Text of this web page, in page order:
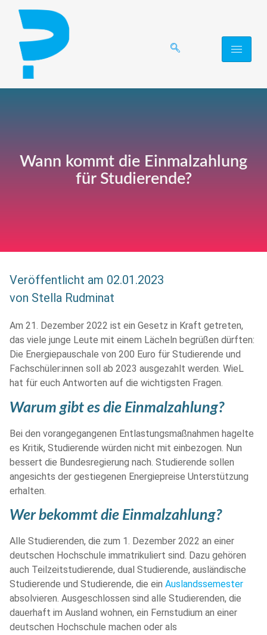
Wann kommt die Einmalzahlung
für Studierende?
Veröffentlicht am 02.01.2023
von Stella Rudminat
Am 21. Dezember 2022 ist ein Gesetz in Kraft getreten,
das viele junge Leute mit einem Lächeln begrüßen dürften:
Die Energiepauschale von 200 Euro für Studierende und
Fachschüler:innen soll ab 2023 ausgezahlt werden. WieL
hat für euch Antworten auf die wichtigsten Fragen.
Warum gibt es die Einmalzahlung?
Bei den vorangegangenen Entlastungsmaßnahmen hagelte
es Kritik, Studierende würden nicht mit einbezogen. Nun
bessert die Bundesregierung nach. Studierende sollen
angesichts der gestiegenen Energiepreise Unterstützung
erhalten.
Wer bekommt die Einmalzahlung?
Alle Studierenden, die zum 1. Dezember 2022 an einer
deutschen Hochschule immatrikuliert sind. Dazu gehören
auch Teilzeitstudierende, dual Studierende, ausländische
Studierende und Studierende, die ein Auslandssemester
absolvieren. Ausgeschlossen sind alle Studierenden, die
dauerhaft im Ausland wohnen, ein Fernstudium an einer
deutschen Hochschule machen oder als